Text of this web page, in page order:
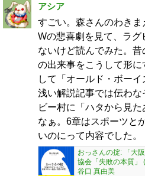
アシア
すごい。森さんのわき
Wの悲喜劇を見て、ラグ
ないけど読んでみた。
の出来事をこうして形
して「オールド・ボー
浅い解説記事では伝わ
ビー村に「ハタから見
なぁ。6章はスポーツと
いのにって内容でした。
おっさんの掟: 「大
協会「失敗の本質」
谷口 真由美